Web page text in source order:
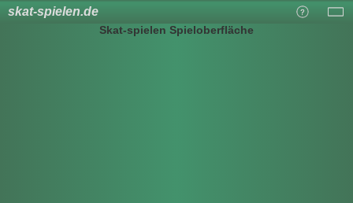
skat-spielen.de
Skat-spielen Spieloberfläche